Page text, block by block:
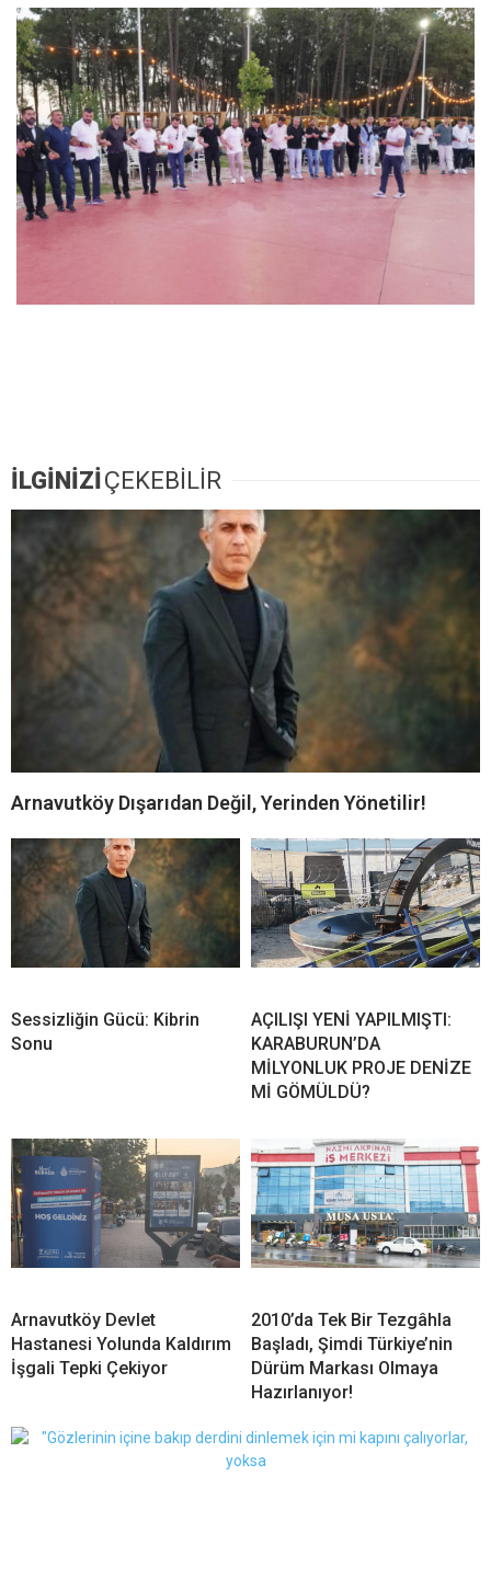
İLGİNİZİÇEKEBİLİR
Arnavutköy Dışarıdan Değil, Yerinden Yönetilir!
Sessizliğin Gücü: Kibrin
Sonu
AÇILIŞI YENİ YAPILMIŞTI:
KARABURUN’DA
MİLYONLUK PROJE DENİZE
Mİ GÖMÜLDÜ?
Arnavutköy Devlet
Hastanesi Yolunda Kaldırım
İşgali Tepki Çekiyor
2010’da Tek Bir Tezgâhla
Başladı, Şimdi Türkiye’nin
Dürüm Markası Olmaya
Hazırlanıyor!